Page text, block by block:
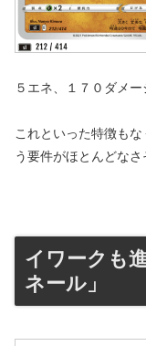
５エネ、１７０ダメー
これといった特徴も
う要件がほとんどなさ
イワークも
ネール」